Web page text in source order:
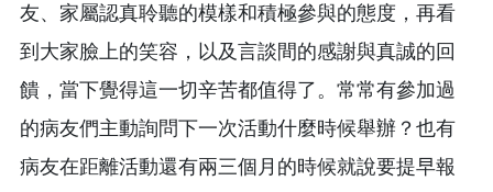
友、家屬認真聆聽的模樣和積極參與的態度，再看
到大家臉上的笑容，以及言談間的感謝與真誠的回
饋，當下覺得這一切辛苦都值得了。常常有參加過
的病友們主動詢問下一次活動什麼時候舉辦？也有
病友在距離活動還有兩三個月的時候就說要提早報